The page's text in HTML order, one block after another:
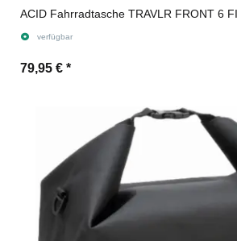
ACID Fahrradtasche TRAVLR FRONT 6
verfügbar
79,95 € *